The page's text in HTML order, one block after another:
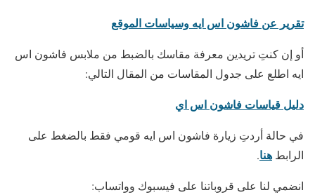
تقرير عن فاشون اس ايه وسياسات الموقع
أو إن كنتِ تريدين معرفة مقاسك بالضبط من ملابس فاشون اس
ايه اطلع على جدول المقاسات من المقال التالي:
دليل قياسات فاشون اس اي
في حالة أردتِ زيارة فاشون اس ايه قومي فقط بالضغط على
الرابط هنا.
انضمي لنا على قروباتنا على فيسبوك وواتساب: